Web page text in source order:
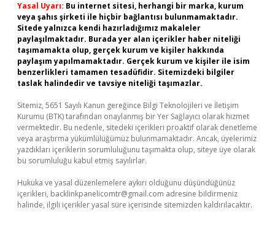
Yasal Uyarı: Bu internet sitesi, herhangi bir marka, kurum
veya şahıs şirketi ile hiçbir bağlantısı bulunmamaktadır.
Sitede yalnızca kendi hazırladığımız makaleler
paylaşılmaktadır. Burada yer alan içerikler haber niteliği
taşımamakta olup, gerçek kurum ve kişiler hakkında
paylaşım yapılmamaktadır. Gerçek kurum ve kişiler ile isim
benzerlikleri tamamen tesadüfidir. Sitemizdeki bilgiler
taslak halindedir ve tavsiye niteliği taşımazlar.
Sitemiz, 5651 Sayılı Kanun gereğince Bilgi Teknolojileri ve İletişim
Kurumu (BTK) tarafından onaylanmış bir Yer Sağlayıcı olarak hizmet
vermektedir. Bu nedenle, sitedeki içerikleri proaktif olarak denetleme
veya araştırma yükümlülüğümüz bulunmamaktadır. Ancak, üyelerimiz
yazdıkları içeriklerin sorumluluğunu taşımakta olup, siteye üye olarak
bu sorumluluğu kabul etmiş sayılırlar.
Hukuka ve yasal düzenlemelere aykırı olduğunu düşündüğünüz
içerikleri, backlinkpanelicomtr@gmail.com adresine bildirmeniz
halinde, ilgili içerikler yasal süre içerisinde sitemizden kaldırılacaktır.